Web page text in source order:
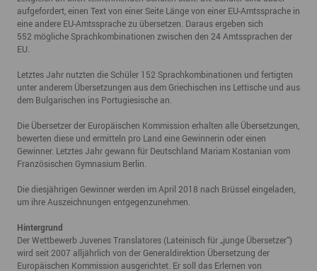
aufgefordert, einen Text von einer Seite Länge von einer EU-Amtssprache in
eine andere EU-Amtssprache zu übersetzen. Daraus ergeben sich
552 mögliche Sprachkombinationen zwischen den 24 Amtssprachen der
EU.
Letztes Jahr nutzten die Schüler 152 Sprachkombinationen und fertigten
unter anderem Übersetzungen aus dem Griechischen ins Lettische und aus
dem Bulgarischen ins Portugiesische an.
Die Übersetzer der Europäischen Kommission erhalten alle Übersetzungen,
bewerten diese und ermitteln pro Land eine Gewinnerin oder einen
Gewinner. Letztes Jahr gewann für Deutschland Mariam Kostanian vom
Französischen Gymnasium Berlin.
Die diesjährigen Gewinner werden im April 2018 nach Brüssel eingeladen,
um ihre Auszeichnungen entgegenzunehmen.
Hintergrund
Der Wettbewerb Juvenes Translatores (Lateinisch für „junge Übersetzer“)
wird seit 2007 alljährlich von der Generaldirektion Übersetzung der
Europäischen Kommission ausgerichtet. Er soll das Erlernen von